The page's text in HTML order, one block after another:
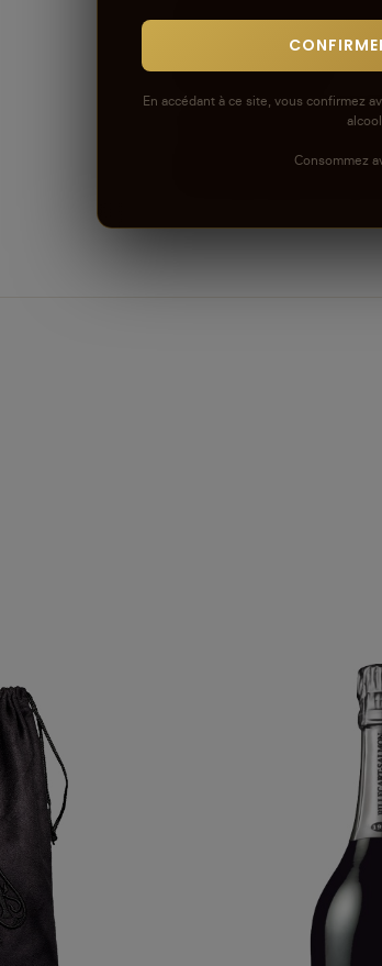
Connectez-vous pour
ce produit ou tout autre
lacaveprive.com
Les avis que vous
Voir la politique de
En accédant à ce site, vous confirmez
Consommez